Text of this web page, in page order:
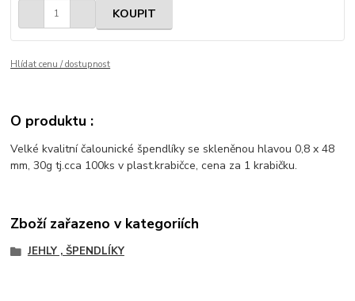
KOUPIT
Hlídat cenu / dostupnost
O produktu :
Velké kvalitní čalounické špendlíky se skleněnou hlavou 0,8 x 48
mm, 30g tj.cca 100ks v plast.krabičce, cena za 1 krabičku.
Zboží zařazeno v kategoriích
JEHLY , ŠPENDLÍKY